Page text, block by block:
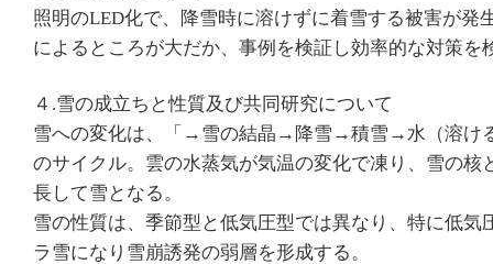
照明のLED化で、降雪時に溶けずに着雪する被害が発
によるところが大だか、事例を検証し効率的な対策を
４.雪の成立ちと性質及び共同研究について
雪への変化は、「→雪の結晶→降雪→積雪→水（溶け
のサイクル。雲の水蒸気が気温の変化で凍り、雪の核
長して雪となる。
雪の性質は、季節型と低気圧型では異なり、特に低気
ラ雪になり雪崩誘発の弱層を形成する。